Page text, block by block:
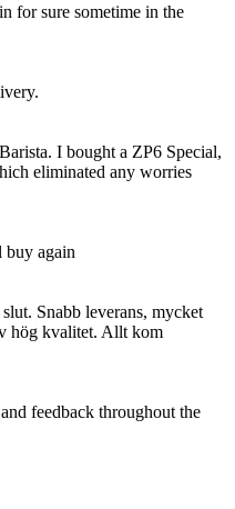
for sure sometime in the
I bought a ZP6 Special,
eliminated any worries
buy again
Snabb leverans, mycket
hög kvalitet. Allt kom
feedback throughout the